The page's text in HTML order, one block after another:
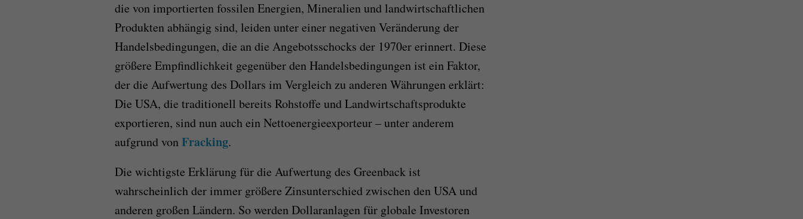
die von importierten fossilen Energien, Mineralien und landwirtschaftlichen
Produkten abhängig sind, leiden unter einer negativen Veränderung der
Handelsbedingungen, die an die Angebotsschocks der 1970er erinnert. Diese
größere Empfindlichkeit gegenüber den Handelsbedingungen ist ein Faktor,
der die Aufwertung des Dollars im Vergleich zu anderen Währungen erklärt:
Die USA, die traditionell bereits Rohstoffe und Landwirtschaftsprodukte
exportieren, sind nun auch ein Nettoenergieexporteur – unter anderem
aufgrund vonFracking.
Die wichtigste Erklärung für die Aufwertung des Greenback ist
wahrscheinlich der immer größere Zinsunterschied zwischen den USA und
anderen großen Ländern. So werden Dollaranlagen für globale Investoren